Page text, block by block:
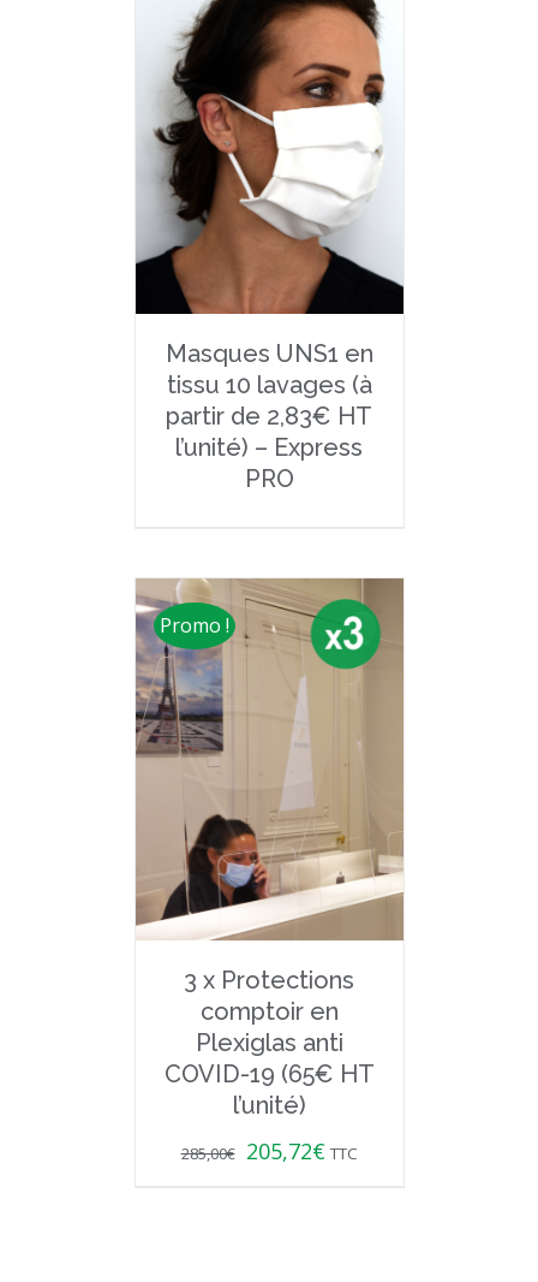
Masques UNS1 en
tissu 10 lavages (à
partir de 2,83€ HT
l’unité) – Express
PRO
Promo !
3 x Protections
comptoir en
Plexiglas anti
COVID-19 (65€ HT
l’unité)
285,00€ 205,72€ TTC